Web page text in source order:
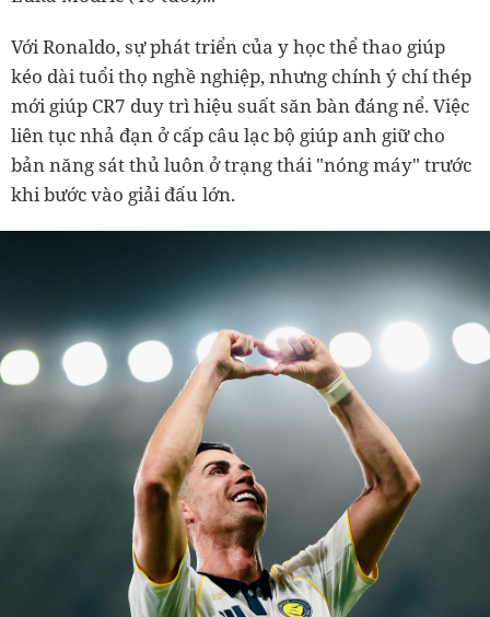
Với Ronaldo, sự phát triển của y học thể thao giúp
kéo dài tuổi thọ nghề nghiệp, nhưng chính ý chí thép
mới giúp CR7 duy trì hiệu suất săn bàn đáng nể. Việc
liên tục nhả đạn ở cấp câu lạc bộ giúp anh giữ cho
bản năng sát thủ luôn ở trạng thái "nóng máy" trước
khi bước vào giải đấu lớn.